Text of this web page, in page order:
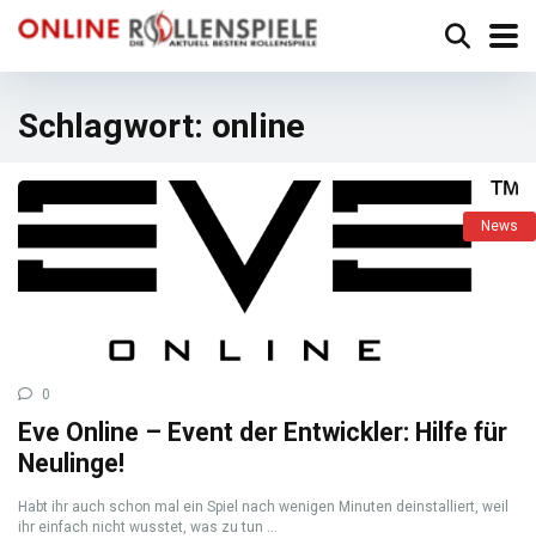
Schlagwort: online
News
0
Eve Online – Event der Entwickler: Hilfe für
Neulinge!
Habt ihr auch schon mal ein Spiel nach wenigen Minuten deinstalliert, weil
ihr einfach nicht wusstet, was zu tun ...